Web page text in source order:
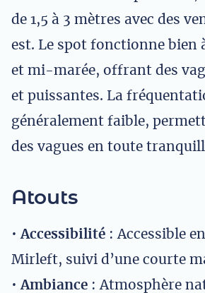
de 1,5 à 3 mètres avec des
est. Le spot fonctionne bien
et mi-marée, offrant des
et puissantes. La
généralement faible,
des vagues en toute
Atouts
•Accessibilité : Accessible
Mirleft, suivi d’une courte
•Ambiance : Atmosphère